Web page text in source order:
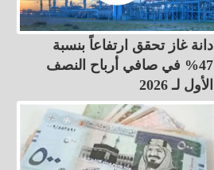
دانة غاز تحقق ارتفاعاً بنسبة
47% في صافي أرباح النصف
الأول لـ 2026